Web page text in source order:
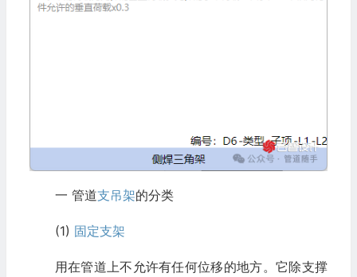
一 管道支吊架的分类
(1) 固定支架
用在管道上不允许有任何位移的地方。它除支撑